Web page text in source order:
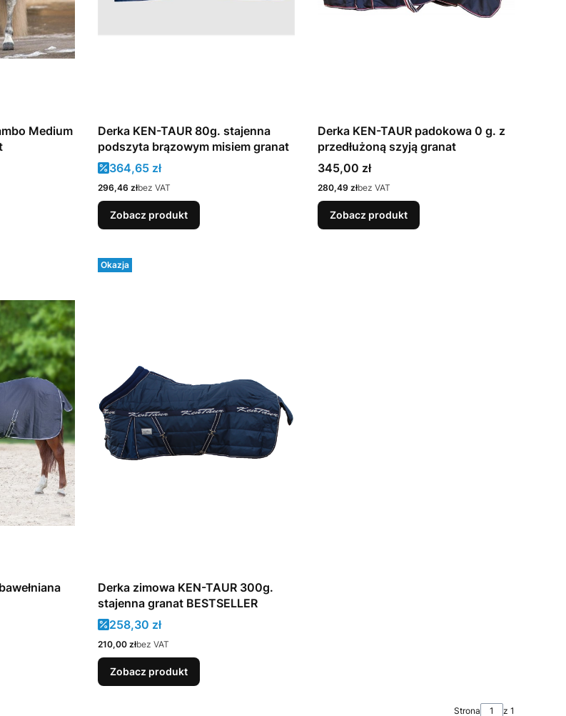
Medium
Derka KEN-TAUR 80g. stajenna
podszyta brązowym misiem granat
Cena promocyjna
364,65 zł
Cena
296,46 złbez VAT
Zobacz produkt
Derka KEN-TAUR padokowa 0 g. z
przedłużoną szyją granat
Cena
345,00 zł
Cena
280,49 złbez VAT
Zobacz produkt
Okazja
Derka zimowa KEN-TAUR 300g.
stajenna granat BESTSELLER
Cena promocyjna
258,30 zł
Cena
210,00 złbez VAT
Zobacz produkt
Strona z 1